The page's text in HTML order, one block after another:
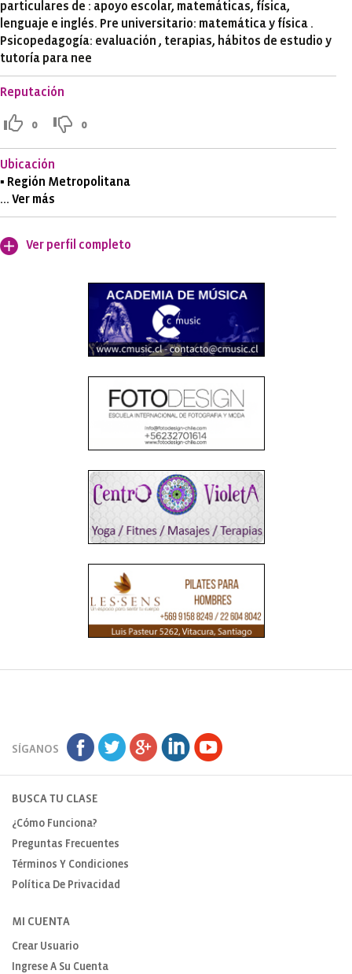
particulares de : apoyo escolar, matemáticas, física,
lenguaje e inglés. Pre universitario: matemática y física .
Psicopedagogía: evaluación , terapias, hábitos de estudio y
tutoría para nee
Reputación
0 0
Ubicación
▪ Región Metropolitana
... Ver más
Ver perfil completo
SÍGANOS
BUSCA TU CLASE
¿Cómo Funciona?
Preguntas Frecuentes
Términos Y Condiciones
Política De Privacidad
MI CUENTA
Crear Usuario
Ingrese A Su Cuenta